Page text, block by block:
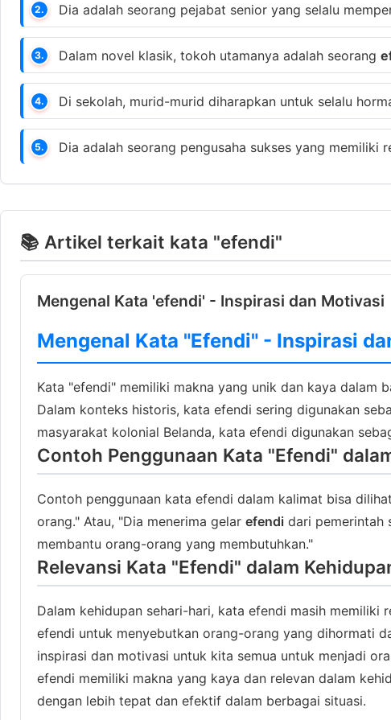
2. Dia adalah seorang pejabat senior yang selalu
3. Dalam novel klasik, tokoh utamanya adalah seorang
4. Di sekolah, murid-murid diharapkan untuk selalu
5. Dia adalah seorang pengusaha sukses yang memiliki
📚 Artikel terkait kata "efendi"
Mengenal Kata 'efendi' - Inspirasi dan Motivasi
Mengenal Kata "Efendi" - Inspirasi
Kata "efendi" memiliki makna yang unik dan kaya dalam
Dalam konteks historis, kata efendi sering digunakan
masyarakat kolonial Belanda, kata efendi digunakan
Contoh Penggunaan Kata "Efendi"
Contoh penggunaan kata efendi dalam kalimat bisa
orang." Atau, "Dia menerima gelar efendi dari pemerintah
membantu orang-orang yang membutuhkan."
Relevansi Kata "Efendi" dalam
Dalam kehidupan sehari-hari, kata efendi masih memiliki
efendi untuk menyebutkan orang-orang yang dihormati
inspirasi dan motivasi untuk kita semua untuk menjadi
efendi memiliki makna yang kaya dan relevan dalam
dengan lebih tepat dan efektif dalam berbagai situasi.